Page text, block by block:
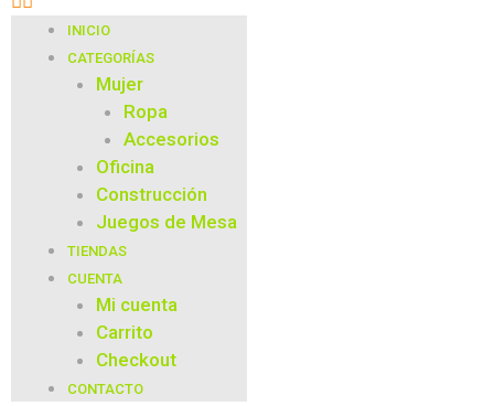
INICIO
CATEGORÍAS
Mujer
Ropa
Accesorios
Oficina
Construcción
Juegos de Mesa
TIENDAS
CUENTA
Mi cuenta
Carrito
Checkout
CONTACTO